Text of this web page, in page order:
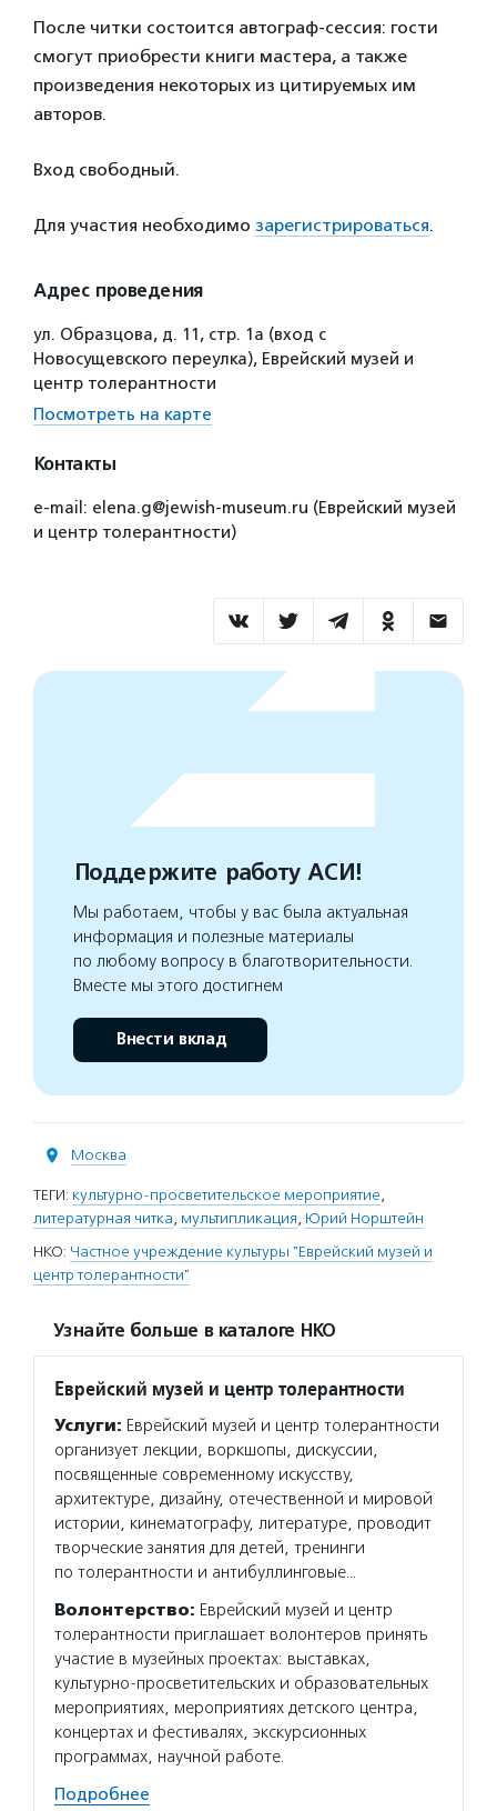
После читки состоится автограф-сессия: гости
смогут приобрести книги мастера, а также
произведения некоторых из цитируемых им
авторов.
Вход свободный.
Для участия необходимо зарегистрироваться.
Адрес проведения
ул. Образцова, д. 11, стр. 1а (вход с
Новосущевского переулка), Еврейский музей и
центр толерантности
Посмотреть на карте
Контакты
e-mail: elena.g@jewish-museum.ru (Еврейский музей
и центр толерантности)
Поддержите работу АСИ!
Мы работаем, чтобы у вас была актуальная
информация и полезные материалы
по любому вопросу в благотворительности.
Вместе мы этого достигнем
Внести вклад
Москва
ТЕГИ: культурно-просветительское мероприятие,
литературная читка, мультипликация, Юрий Норштейн
НКО: Частное учреждение культуры "Еврейский музей и
центр толерантности"
Узнайте больше в каталоге НКО
Еврейский музей и центр толерантности
Услуги: Еврейский музей и центр толерантности
организует лекции, воркшопы, дискуссии,
посвященные современному искусству,
архитектуре, дизайну, отечественной и мировой
истории, кинематографу, литературе, проводит
творческие занятия для детей, тренинги
по толерантности и антибуллинговые…
Волонтерство: Еврейский музей и центр
толерантности приглашает волонтеров принять
участие в музейных проектах: выставках,
культурно-просветительских и образовательных
мероприятиях, мероприятиях детского центра,
концертах и фестивалях, экскурсионных
программах, научной работе.
Подробнее